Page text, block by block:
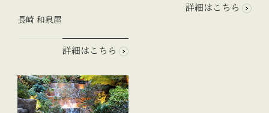
長崎 和泉屋
詳細はこちら
詳細はこちら